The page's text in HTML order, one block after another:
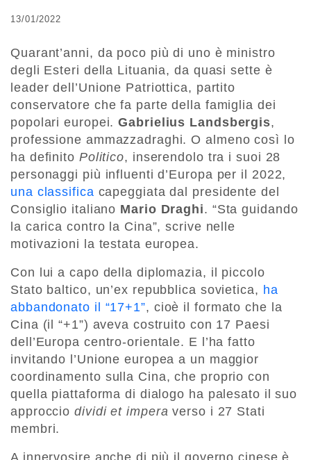
13/01/2022
Quarant’anni, da poco più di uno è ministro
degli Esteri della Lituania, da quasi sette è
leader dell’Unione Patriottica, partito
conservatore che fa parte della famiglia dei
popolari europei.Gabrielius Landsbergis,
professione ammazzadraghi. O almeno così lo
ha definito Politico, inserendolo tra i suoi 28
personaggi più influenti d’Europa per il 2022,
una classifica capeggiata dal presidente del
Consiglio italiano Mario Draghi. “Sta guidando
la carica contro la Cina”, scrive nelle
motivazioni la testata europea.
Con lui a capo della diplomazia, il piccolo
Stato baltico, un’ex repubblica sovietica, ha
abbandonato il “17+1”, cioè il formato che la
Cina (il “+1”) aveva costruito con 17 Paesi
dell’Europa centro-orientale. E l’ha fatto
invitando l’Unione europea a un maggior
coordinamento sulla Cina, che proprio con
quella piattaforma di dialogo ha palesato il suo
approcciodividi et impera verso i 27 Stati
membri.
A innervosire anche di più il governo cinese è